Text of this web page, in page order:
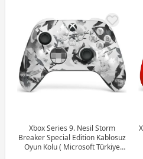
Xbox Series 9. Nesil Storm
Breaker Special Edition Kablosuz
Oyun Kolu ( Microsoft Türkiye